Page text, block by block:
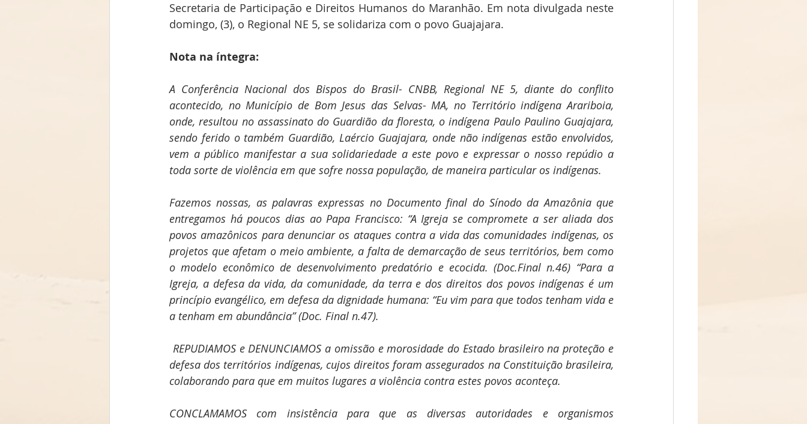
Secretaria de Participação e Direitos Humanos do Maranhão. Em nota divulgada neste
domingo, (3), o Regional NE 5, se solidariza com o povo Guajajara.
Nota na íntegra:
A Conferência Nacional dos Bispos do Brasil- CNBB, Regional NE 5, diante do conflito
acontecido, no Município de Bom Jesus das Selvas- MA, no Território indígena Arariboia,
onde, resultou no assassinato do Guardião da floresta, o indígena Paulo Paulino Guajajara,
sendo ferido o também Guardião, Laércio Guajajara, onde não indígenas estão envolvidos,
vem a público manifestar a sua solidariedade a este povo e expressar o nosso repúdio a
toda sorte de violência em que sofre nossa população, de maneira particular os indígenas.
Fazemos nossas, as palavras expressas no Documento final do Sínodo da Amazônia que
entregamos há poucos dias ao Papa Francisco: “A Igreja se compromete a ser aliada dos
povos amazônicos para denunciar os ataques contra a vida das comunidades indígenas, os
projetos que afetam o meio ambiente, a falta de demarcação de seus territórios, bem como
o modelo econômico de desenvolvimento predatório e ecocida. (Doc.Final n.46) “Para a
Igreja, a defesa da vida, da comunidade, da terra e dos direitos dos povos indígenas é um
princípio evangélico, em defesa da dignidade humana: “Eu vim para que todos tenham vida e
a tenham em abundância” (Doc. Final n.47).
defesa dos territórios indígenas, cujos direitos foram assegurados na Constituição brasileira,
colaborando para que em muitos lugares a violência contra estes povos aconteça.
CONCLAMAMOS com insistência para que as diversas autoridades e organismos